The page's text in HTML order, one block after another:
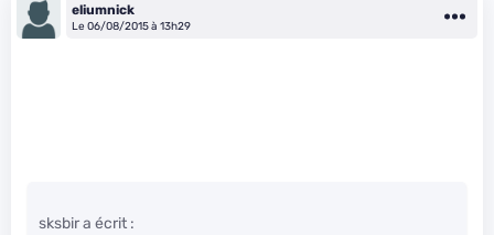
eliumnick
Le 06/08/2015 à 13h29
sksbir a écrit :